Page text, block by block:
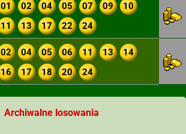
01 02 04 05 07 09
10
11
13 17 22 24
02 04 05 06 11 13
14
16
17 18 20 24
Archiwalne losowania